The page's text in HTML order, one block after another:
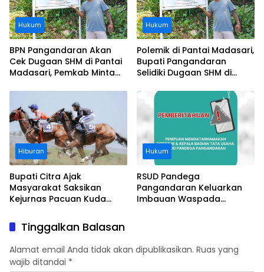
Hukum
BPN Pangandaran Akan
Cek Dugaan SHM di Pantai
Madasari, Pemkab Minta
Hukum
Polemik di Pantai Madasari,
Bupati Pangandaran
Selidiki Dugaan SHM di
Pantai
Hiburan
Bupati Citra Ajak
Masyarakat Saksikan
Kejurnas Pacuan Kuda
Legokjawa
Hukum
RSUD Pandega
Pangandaran Keluarkan
Imbauan Waspada
Tinggalkan Balasan
Alamat email Anda tidak akan dipublikasikan. Ruas yang
wajib ditandai *